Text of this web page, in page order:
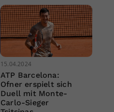
15.04.2024
ATP Barcelona:
Ofner erspielt sich
Duell mit Monte-
Carlo-Sieger